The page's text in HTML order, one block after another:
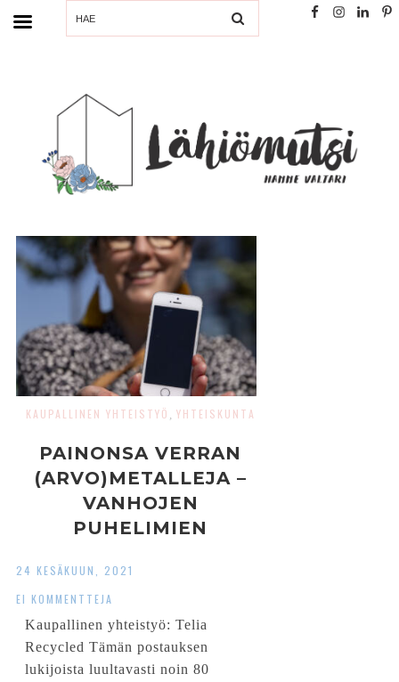
SEARCH
KAUPALLINEN YHTEISTYÖ YHTEISKUNTA
PAINONSA VERRAN
(ARVO)METALLEJA –
VANHOJEN
PUHELIMIEN
HYVISTEKO
YMPÄRISTÖLLE
24 KESÄKUUN, 2021
EI KOMMENTTEJA
Kaupallinen yhteistyö: Telia
Recycled Tämän postauksen
lukijoista luultavasti noin 80